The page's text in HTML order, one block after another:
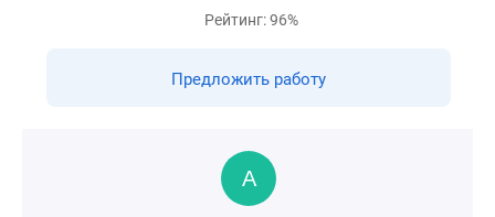
Рейтинг: 96%
Предложить работу